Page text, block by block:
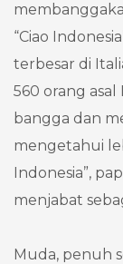
“Ciao
terbesar di
560 orang
bangga dan
mengetahui
Indonesia”,
menjabat
Muda, penuh